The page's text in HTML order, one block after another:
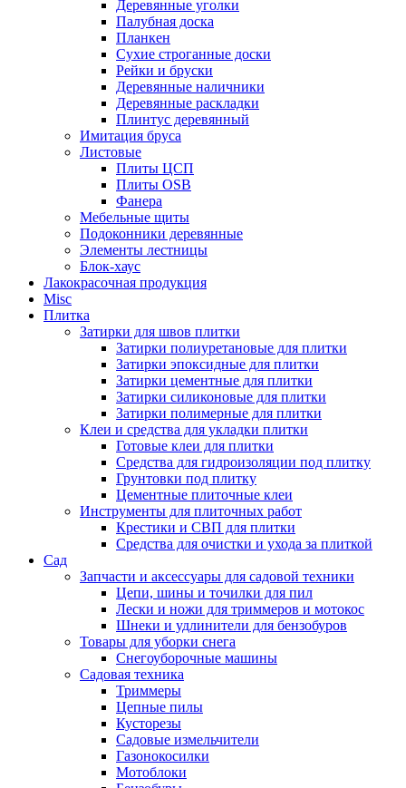
Деревянные уголки
Палубная доска
Планкен
Сухие строганные доски
Рейки и бруски
Деревянные наличники
Деревянные раскладки
Плинтус деревянный
Имитация бруса
Листовые
Плиты ЦСП
Плиты OSB
Фанера
Мебельные щиты
Подоконники деревянные
Элементы лестницы
Блок-хаус
Лакокрасочная продукция
Misc
Плитка
Затирки для швов плитки
Затирки полиуретановые для плитки
Затирки эпоксидные для плитки
Затирки цементные для плитки
Затирки силиконовые для плитки
Затирки полимерные для плитки
Клеи и средства для укладки плитки
Готовые клеи для плитки
Средства для гидроизоляции под плитку
Грунтовки под плитку
Цементные плиточные клеи
Инструменты для плиточных работ
Крестики и СВП для плитки
Средства для очистки и ухода за плиткой
Сад
Запчасти и аксессуары для садовой техники
Цепи, шины и точилки для пил
Лески и ножи для триммеров и мотокос
Шнеки и удлинители для бензобуров
Товары для уборки снега
Снегоуборочные машины
Садовая техника
Триммеры
Цепные пилы
Кусторезы
Садовые измельчители
Газонокосилки
Мотоблоки